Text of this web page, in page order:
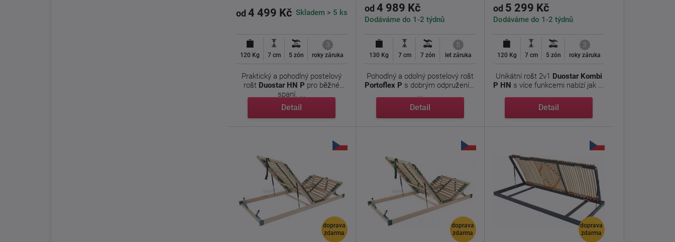
od 4 499 Kč Skladem > 5 ks
120 Kg 7 cm 5 zón
3
roky záruka
Praktický a pohodlný postelový
rošt Duostar HN P pro běžné
spaní. ...
Detail
od 4 989 Kč
Dodáváme do 1-2 týdnů
130 Kg 7 cm 7 zón
5
let záruka
Pohodlný a odolný postelový rošt
Portoflex P s dobrým odpružením
...
Detail
od 5 299 Kč
Dodáváme do 1-2 týdnů
120 Kg 7 cm 5 zón
3
roky záruka
Unikátní rošt 2v1 Duostar Kombi
P HN s více funkcemi nabízí jak ...
Detail
doprava
zdarma
doprava
zdarma
doprava
zdarma